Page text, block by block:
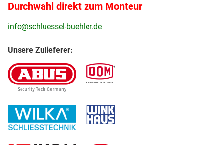
Durchwahl direkt zum Monteur
info@schluessel-buehler.de
Unsere Zulieferer: